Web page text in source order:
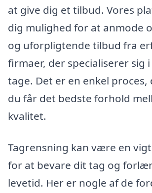
at give dig et tilbud. Vores
dig mulighed for at anmode
og uforpligtende tilbud fra
firmaer, der specialiserer sig
tage. Det er en enkel proces,
du får det bedste forhold
kvalitet.
Tagrensning kan være en
for at bevare dit tag og
levetid. Her er nogle af de